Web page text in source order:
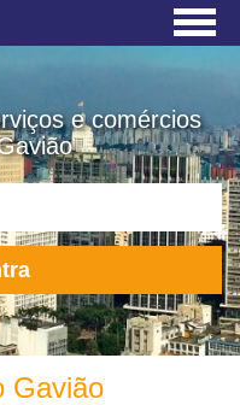
e comércios
Gavião